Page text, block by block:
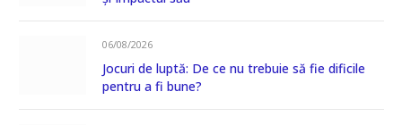
06/08/2026
Jocuri de luptă: De ce nu trebuie să fie dificile
pentru a fi bune?